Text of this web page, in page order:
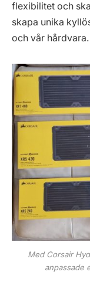
flexibilitet och
skapa unika
och vår hårdvara.
Med Corsair
anpassade